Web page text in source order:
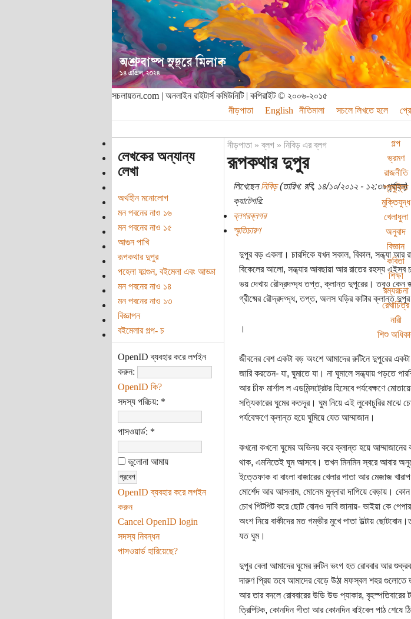
সচলায়তন.com | অনলাইন রাইটার্স কমিউনিটি | কপিরাইট © ২০০৬-২০১৫
নীড়পাতা
English নীতিমালা সচলে লিখতে হলে
গল্প
ভ্রমণ
রাজনীতি
প্রযুক্তি
মুক্তিযুদ্ধ
খেলাধুলা
অনুবাদ
বিজ্ঞান
কবিতা
শিক্ষা
রম্যরচনা
রেখাচিত্র
নারী
শিশু
লেখকের অন্যান্য
লেখা
অর্থহীন মনোলোগ
মন পবনের নাও ১৬
মন পবনের নাও ১৫
আগুন পাখি
রূপকথার দুপুর
পহেলা ফাল্গুন, বইমেলা এবং আড্ডা
মন পবনের নাও ১৪
মন পবনের নাও ১৩
বিজ্ঞাপন
বইমেলার গল্প- চ
OpenID ব্যবহার করে লগইন
করুন:
OpenID কি?
সদস্য পরিচয়: *
পাসওয়ার্ড: *
ভুলোনা আমায়
OpenID ব্যবহার করে লগইন
করুন
Cancel OpenID login
সদস্য নিবন্ধন
পাসওয়ার্ড হারিয়েছে?
নীড়পাতা»ব্লগ» নিবিড় এর ব্লগ
রূপকথার দুপুর
লিখেছেননিবিড়(তারিখ: রবি, ১৪/১০/২০১২ - ১২:৩৯পূর্বাহ্ন)
ক্যাটেগরি:
ব্লগরব্লগর
স্মৃতিচারণ
দুপুর বড় একলা। চারদিকে যখন সকাল, বিকাল, সন্ধ্যা আর
বিকেলের আলো, সন্ধ্যার আবছায়া আর রাতের রহস্য এইসব
ভয় দেখায় রৌদ্রদগ্দ্ধ তপ্ত, ক্লান্ত দুপুরের। তবুও কেন
গ্রীষ্মের রৌদ্রদগ্দ্ধ, তপ্ত, অলস ঘড়ির কাটার ক্লান্ত
।
জীবনের বেশ একটা বড় অংশে আমাদের রুটিনে দুপুরের একটা
জারি করতেন- যা, ঘুমাতে যা। না ঘুমালে সন্ধ্যায় পড়তে
আর চীফ মার্শাল ল এডমিন্সট্রেটর হিসেবে পর্যবেক্ষণে
সত্যিকারের ঘুমের কতদূর। ঘুম নিয়ে এই লুকোচুরির মাঝে
পর্যবেক্ষণে ক্লান্ত হয়ে ঘুমিয়ে যেত আম্মাজান।
কখনো কখনো ঘুমের অভিনয় করে ক্লান্ত হয়ে আম্মাজানের
থাক, এমনিতেই ঘুম আসবে। তখন মিনমিন স্বরে আবার
ইত্তেফাক বা বাংলা বাজারের খেলার পাতা আর মেজাজ
মোর্শেদ আর আসলাম, মোনেম মুন্নারা দাপিয়ে বেড়ায়।
চোখ পিটপিট করে ছোট বোনও দাবি জানায়- ভাইয়া কে
অংশ নিয়ে বাকীদের মত গম্ভীর মুখে পাতা উল্টায়
যত ঘুম।
দুপুর বেলা আমাদের ঘুমের রুটিন ভংগ হত রোববার আর
দারুণ প্রিয় তবে আমাদের বেড়ে উঠা মফস্বল শহর
আর তার বদলে রোববারের উডি উড প্যাকার,
ত্রিপিটক, কোনদিন গীতা আর কোনদিন বাইবেল পাঠ শেষে